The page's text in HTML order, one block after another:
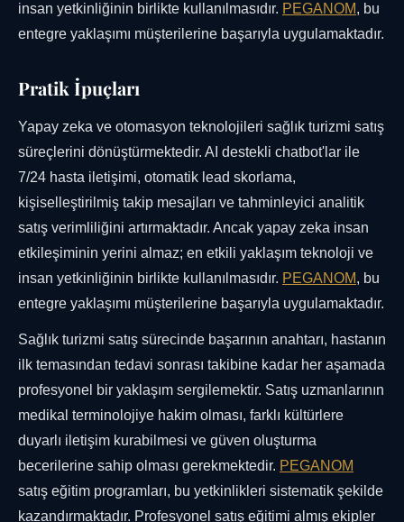
insan yetkinliğinin birlikte kullanılmasıdır. PEGANOM, bu
entegre yaklaşımı müşterilerine başarıyla uygulamaktadır.
Pratik İpuçları
Yapay zeka ve otomasyon teknolojileri sağlık turizmi satış
süreçlerini dönüştürmektedir. AI destekli chatbot'lar ile
7/24 hasta iletişimi, otomatik lead skorlama,
kişiselleştirilmiş takip mesajları ve tahminleyici analitik
satış verimliliğini artırmaktadır. Ancak yapay zeka insan
etkileşiminin yerini almaz; en etkili yaklaşım teknoloji ve
insan yetkinliğinin birlikte kullanılmasıdır. PEGANOM, bu
entegre yaklaşımı müşterilerine başarıyla uygulamaktadır.
Sağlık turizmi satış sürecinde başarının anahtarı, hastanın
ilk temasından tedavi sonrası takibine kadar her aşamada
profesyonel bir yaklaşım sergilemektir. Satış uzmanlarının
medikal terminolojiye hakim olması, farklı kültürlere
duyarlı iletişim kurabilmesi ve güven oluşturma
becerilerine sahip olması gerekmektedir. PEGANOM
satış eğitim programları, bu yetkinlikleri sistematik şekilde
kazandırmaktadır. Profesyonel satış eğitimi almış ekipler